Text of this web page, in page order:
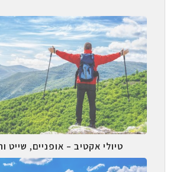
טיולי אקטיב – אופניים, שייט